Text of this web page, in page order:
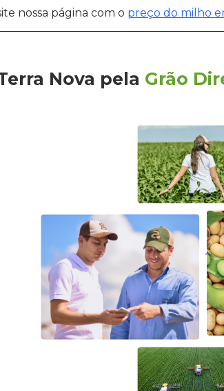
nossa página com o preço do milho
Nova pela Grão